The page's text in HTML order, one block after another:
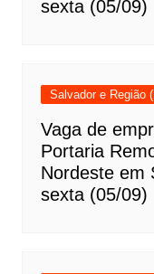
sexta (05/09)
Salvador e Região
Vaga de
Portaria
Nordeste em
sexta (05/09)